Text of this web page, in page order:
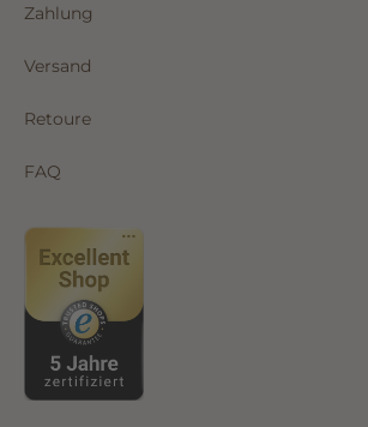
Zahlung
Versand
Retoure
FAQ